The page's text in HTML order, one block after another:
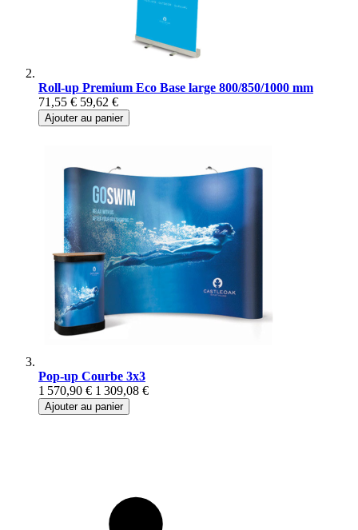
Roll-up Premium Eco Base large 800/850/1000 mm
71,55 € 59,62 €
Ajouter au panier
Pop-up Courbe 3x3
1 570,90 € 1 309,08 €
Ajouter au panier